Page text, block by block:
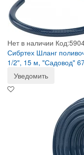
Нет в наличии
Сибртех Шланг
1/2", 15 м, "Садовод"
Уведомить